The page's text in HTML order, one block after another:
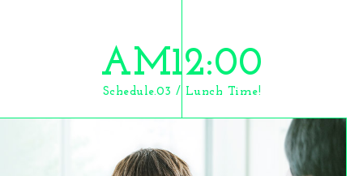
AM12:00
Schedule.03 / Lunch Time!